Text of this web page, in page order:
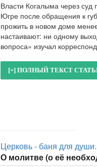
Власти Когалыма через
Югре после обращения к
прожить в новом доме
настаивают: ни одному
вопроса» изучал
Церковь - баня для
О молитве (о её